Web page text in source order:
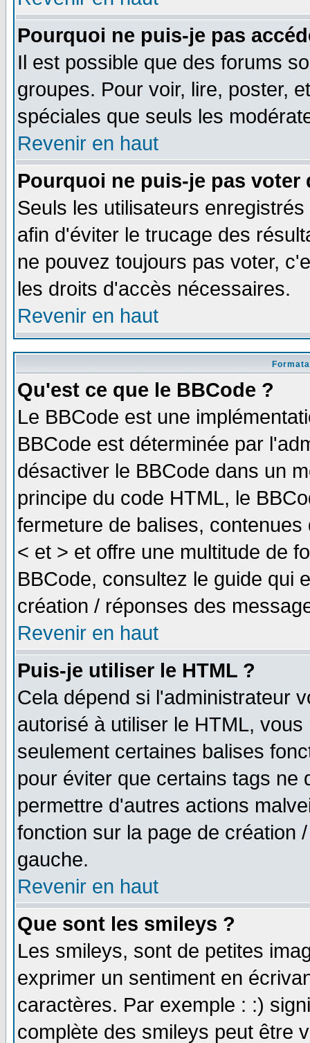
Pourquoi ne puis-je pas
Il est possible que des forums
groupes. Pour voir, lire, poster,
spéciales que seuls les
Revenir en haut
Pourquoi ne puis-je pas voter
Seuls les utilisateurs
afin d'éviter le trucage des
ne pouvez toujours pas voter,
les droits d'accès nécessaires.
Revenir en haut
Qu'est ce que le BBCode ?
Le BBCode est une
BBCode est déterminée par
désactiver le BBCode dans un
principe du code HTML, le
fermeture de balises,
< et > et offre une multitude de
BBCode, consultez le guide qui
création / réponses des
Revenir en haut
Puis-je utiliser le HTML ?
Cela dépend si l'administrateur
autorisé à utiliser le HTML,
seulement certaines balises
pour éviter que certains tags ne
permettre d'autres actions
fonction sur la page de création
gauche.
Revenir en haut
Que sont les smileys ?
Les smileys, sont de petites
exprimer un sentiment en
caractères. Par exemple : :)
complète des smileys peut être